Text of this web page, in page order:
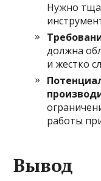
Нужно
должна
и жестко
работы
Вывод